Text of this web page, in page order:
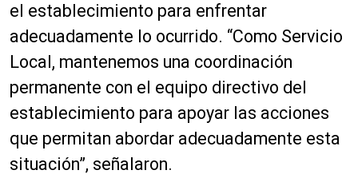
el establecimiento para enfrentar
adecuadamente lo ocurrido. “Como Servicio
Local, mantenemos una coordinación
permanente con el equipo directivo del
establecimiento para apoyar las acciones
que permitan abordar adecuadamente esta
situación”, señalaron.